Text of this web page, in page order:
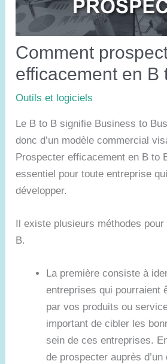
Comment
efficacement en B
Outils et logiciels
Le B to B signifie Business to
donc d’un modèle commercial
Prospecter efficacement en B to
essentiel pour toute entreprise
développer.
Il existe plusieurs méthodes
B.
La première consiste à
entreprises qui pourraient
par vos produits ou
important de cibler les
sein de ces entreprises.
de prospecter auprès